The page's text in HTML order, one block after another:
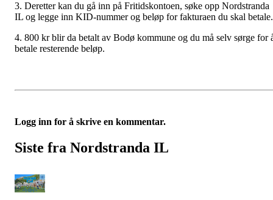
3. Deretter kan du gå inn på Fritidskontoen, søke opp Nordstranda
IL og legge inn KID-nummer og beløp for fakturaen du skal betale.
4. 800 kr blir da betalt av Bodø kommune og du må selv sørge for
betale resterende beløp.
Logg inn for å skrive en kommentar.
Siste fra Nordstranda IL